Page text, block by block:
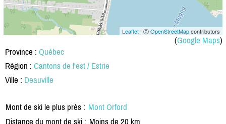
Leaflet | ⒸOpenStreetMapcontributors
(Google Maps)
Province : Québec
Région : Cantons de l'est / Estrie
Ville : Deauville
Mont de ski le plus près : Mont Orford
Distance du mont de ski : Moins de 20 km